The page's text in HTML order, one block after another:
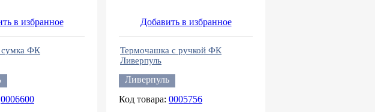
в избранное
сумка ФК
0006600
Добавить в избранное
Термочашка с ручкой ФК
Ливерпуль
Ливерпуль
0005756